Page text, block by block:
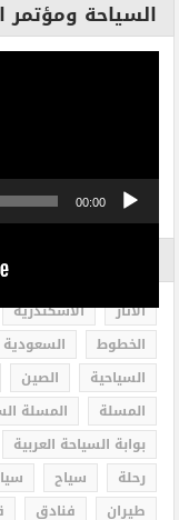
السياحة ومؤتمر
00:00
الاثار الاسكندرية
الخطوط
السعودية
السياحية
الصين
المسلة
المسلة
بوابة السياحة العربية
رحلة
سياح
طيران
فنادق